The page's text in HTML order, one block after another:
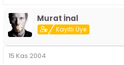
Murat İnal
Kayıtlı Üye
15 Kas 2004